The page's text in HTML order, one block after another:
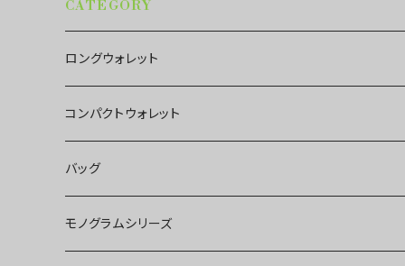
CATEGORY
ロングウォレット
コンパクトウォレット
バッグ
モノグラムシリーズ